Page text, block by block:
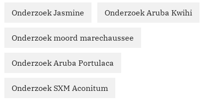
Onderzoek Jasmine Onderzoek Aruba Kwihi
Onderzoek moord marechaussee
Onderzoek Aruba Portulaca
Onderzoek SXM Aconitum